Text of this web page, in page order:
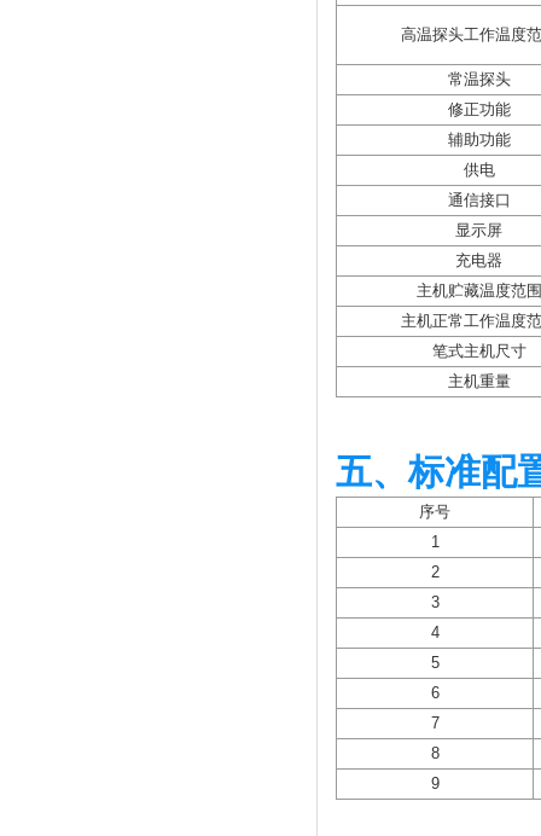
高温探头工作温度
常温探头
修正功能
辅助功能
供电
通信接口
显示屏
充电器
主机贮藏温度范围
主机正常工作温度
笔式主机尺寸
主机重量
五、标准配
序号
1
2
3
4
5
6
7
8
9